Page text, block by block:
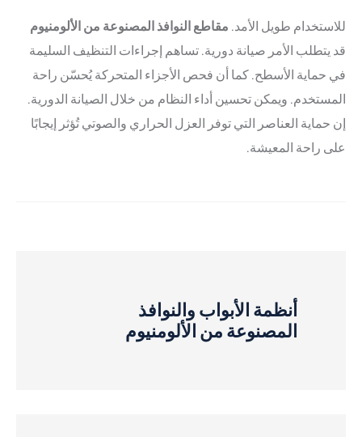
للاستخدام طويل الأمد. مقاطع النوافذ المصنوعة من الألومنيوم
قد يتطلب الأمر صيانة دورية. تساهم إجراءات التنظيف السليمة
في حماية الأسطح. كما أن فحص الأجزاء المتحركة يُحسّن راحة
المستخدم. ويمكن تحسين أداء النظام من خلال الصيانة الدورية.
إن حماية العناصر التي توفر العزل الحراري والصوتي تُؤثر إيجابًا
على راحة المعيشة.
أنظمة الأبواب والنوافذ
المصنوعة من الألومنيوم